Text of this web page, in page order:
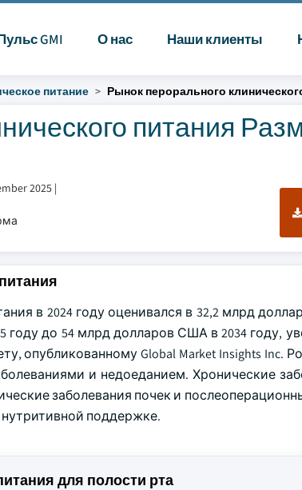
GMI О нас Наши клиенты
питание Рынок перорального
питания
2025 |
в 2024 году оценивался в 32,2 млрд
до 54 млрд долларов США в 2034 году,
опубликованному Global Market Insights Inc.
и недоеданием. Хронические
заболевания почек и
поддержке.
для полости рта